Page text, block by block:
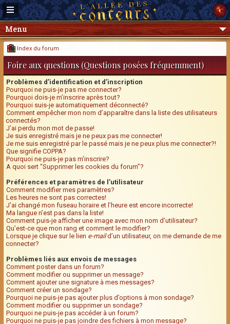
Menu
Index du forum
Foire aux questions (Questions posées fréquemment)
Problèmes d’identification et d’inscription
Pourquoi ne puis-je pas me connecter?
Pourquoi dois-je m’inscrire après tout?
Pourquoi suis-je automatiquement déconnecté?
Comment empêcher mon nom d’apparaître dans la liste des utilisateurs
connectés?
J’ai perdu mon mot de passe!
Je suis enregistré mais je ne peux pas me connecter!
Je me suis enregistré par le passé mais je ne peux plus me connecter?!
Que signifie COPPA?
Pourquoi ne puis-je pas m’inscrire?
A quoi sert “Supprimer les cookies du forum”?
Préférences et paramètres de l’utilisateur
Comment modifier mes paramètres?
Les heures ne sont pas correctes!
J’ai changé mon fuseau horaire et l’heure est encore incorrecte!
Ma langue n’est pas dans la liste!
Comment puis-je afficher une image avec mon nom d’utilisateur?
Qu’est-ce que mon rang et comment le modifier?
Lorsque je clique sur le lien e-maild’un utilisateur, on me demande de me
connecter?
Problèmes liés aux envois de messages
Comment poster dans un forum?
Comment modifier ou supprimer un message?
Comment ajouter une signature à mes messages?
Comment créer un sondage?
Pourquoi ne puis-je pas ajouter plus d’options à mon sondage?
Comment modifier ou supprimer un sondage?
Pourquoi ne puis-je pas accéder à un forum?
Pourquoi ne puis-je pas joindre des fichiers à mon message?